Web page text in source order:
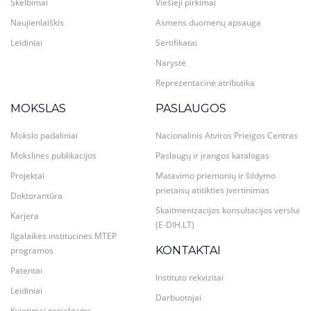
Skelbimai
Naujienlaiškis
Leidiniai
Viešieji pirkimai
Asmens duomenų apsauga
Sertifikatai
Narystė
Reprezentacinė atributika
MOKSLAS
Mokslo padaliniai
Mokslinės publikacijos
Projektai
Doktorantūra
Karjera
Ilgalaikės institucinės MTEP
programos
Patentai
Leidiniai
PASLAUGOS
Nacionalinis Atviros Prieigos Centras
Paslaugų ir įrangos katalogas
Matavimo priemonių ir šildymo
prietaisų atitikties įvertinimas
Skaitmenizacijos konsultacijos verslui
(E-DIH.LT)
KONTAKTAI
Instituto rekvizitai
Darbuotojai